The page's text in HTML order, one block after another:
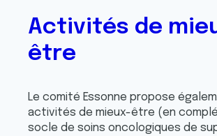
Activités de
être
Le comité Essonne propose
activités de mieux-être (en
socle de soins oncologiques de